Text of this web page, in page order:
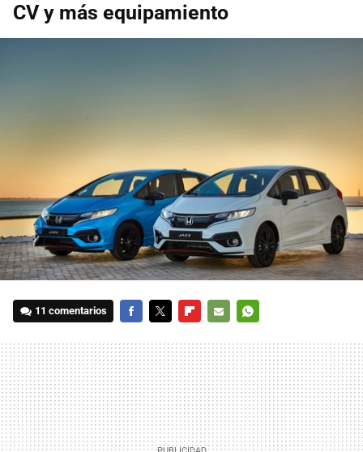
CV y más equipamiento
11 comentarios
MAIL